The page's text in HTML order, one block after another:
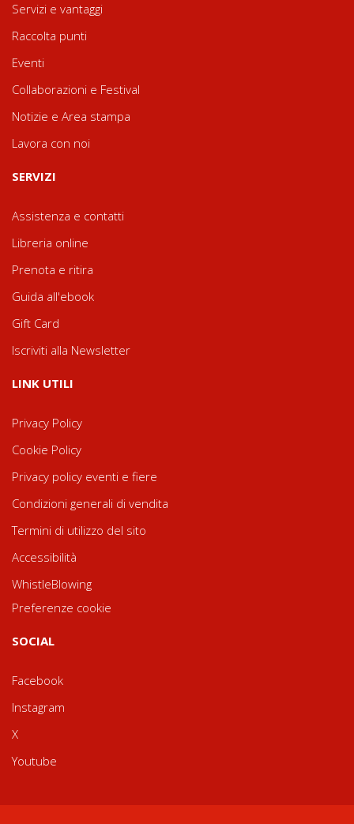
Servizi e vantaggi
Raccolta punti
Eventi
Collaborazioni e Festival
Notizie e Area stampa
Lavora con noi
SERVIZI
Assistenza e contatti
Libreria online
Prenota e ritira
Guida all'ebook
Gift Card
Iscriviti alla Newsletter
LINK UTILI
Privacy Policy
Cookie Policy
Privacy policy eventi e fiere
Condizioni generali di vendita
Termini di utilizzo del sito
Accessibilità
WhistleBlowing
Preferenze cookie
SOCIAL
Facebook
Instagram
X
Youtube